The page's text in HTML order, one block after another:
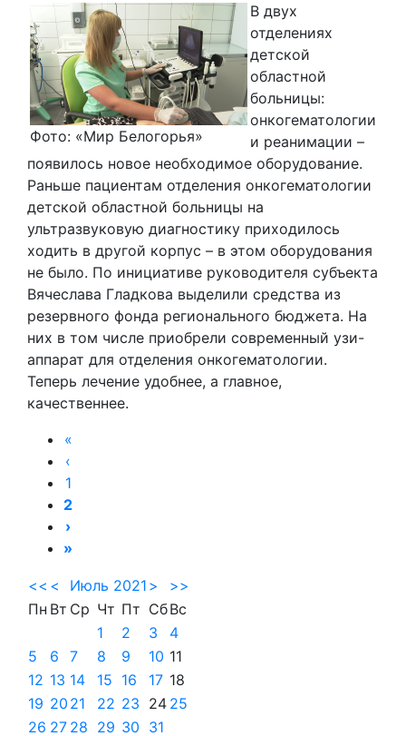
Фото: «Мир Белогорья»
В двух
отделениях
детской
областной
больницы:
онкогематологии
и реанимации –
появилось новое необходимое оборудование.
Раньше пациентам отделения онкогематологии
детской областной больницы на
ультразвуковую диагностику приходилось
ходить в другой корпус – в этом оборудования
не было. По инициативе руководителя субъекта
Вячеслава Гладкова выделили средства из
резервного фонда регионального бюджета. На
них в том числе приобрели современный узи-
аппарат для отделения онкогематологии.
Теперь лечение удобнее, а главное,
качественнее.
«
‹
1
2
›
»
<< < Июль 2021 >
>>
Пн Вт Ср Чт Пт СбВс
1
2 3
4
5
6 7 8 9 10 11
12 13 14 15 16 17 18
19 20 21 22 23 24 25
26 27 28 29 30 31